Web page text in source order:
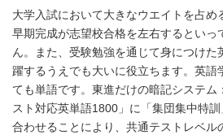
大学入試において大きなウエイトを占め
早期完成が志望校合格を左右するといっ
ん。また、受験勉強を通じて身につけた
躍するうえでも大いに役立ちます。英語
ても単語です。東進だけの暗記システム
スト対応英単語1800」に「集団集中特
合わせることにより、共通テストレベル